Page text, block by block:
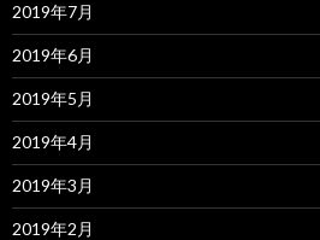
2019年7月
2019年6月
2019年5月
2019年4月
2019年3月
2019年2月